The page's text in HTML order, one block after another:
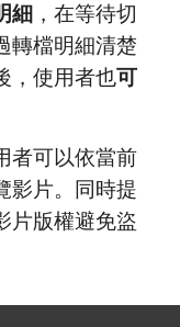
細 ，在等待切
轉檔明細清楚
，使用者也可
者可以依當前
影片。同時提
片版權避免盜